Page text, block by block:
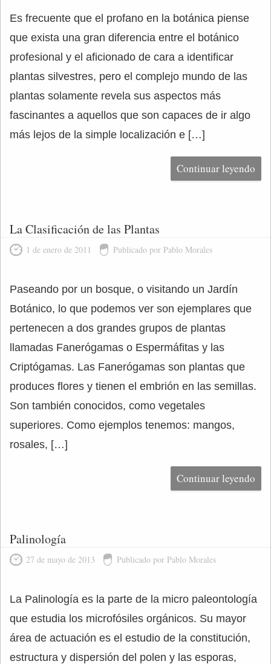
Es frecuente que el profano en la botánica piense
que exista una gran diferencia entre el botánico
profesional y el aficionado de cara a identificar
plantas silvestres, pero el complejo mundo de las
plantas solamente revela sus aspectos más
fascinantes a aquellos que son capaces de ir algo
más lejos de la simple localización e […]
Continuar leyendo
La Clasificación de las Plantas
1 de enero de 2011 Publicado por Pablo Morales
Paseando por un bosque, o visitando un Jardín
Botánico, lo que podemos ver son ejemplares que
pertenecen a dos grandes grupos de plantas
llamadas Fanerógamas o Espermáfitas y las
Criptógamas. Las Fanerógamas son plantas que
produces flores y tienen el embrión en las semillas.
Son también conocidos, como vegetales
superiores. Como ejemplos tenemos: mangos,
rosales, […]
Continuar leyendo
Palinología
27 de mayo de 2013 Publicado por Pablo Morales
La Palinología es la parte de la micro paleontología
que estudia los microfósiles orgánicos. Su mayor
área de actuación es el estudio de la constitución,
estructura y dispersión del polen y las esporas,